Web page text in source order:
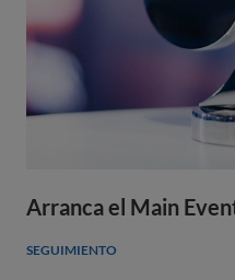
Arranca el Main
SEGUIMIENTO